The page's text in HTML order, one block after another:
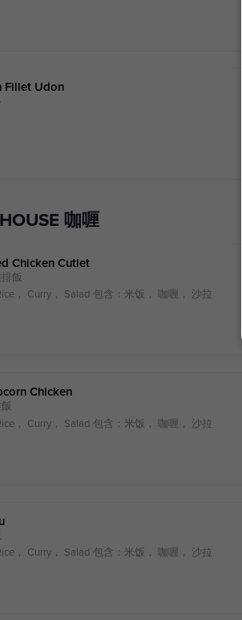
Fillet Udon
HOUSE 咖喱
Chicken Cutlet
飯
， Curry， Salad 包含：米饭， 咖喱， 沙拉
Chicken
， Curry， Salad 包含：米饭， 咖喱， 沙拉
， Curry， Salad 包含：米饭， 咖喱， 沙拉